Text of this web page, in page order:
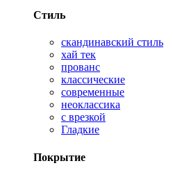
Стиль
скандинавский стиль
хай тек
прованс
классические
современные
неоклассика
с врезкой
Гладкие
Покрытие